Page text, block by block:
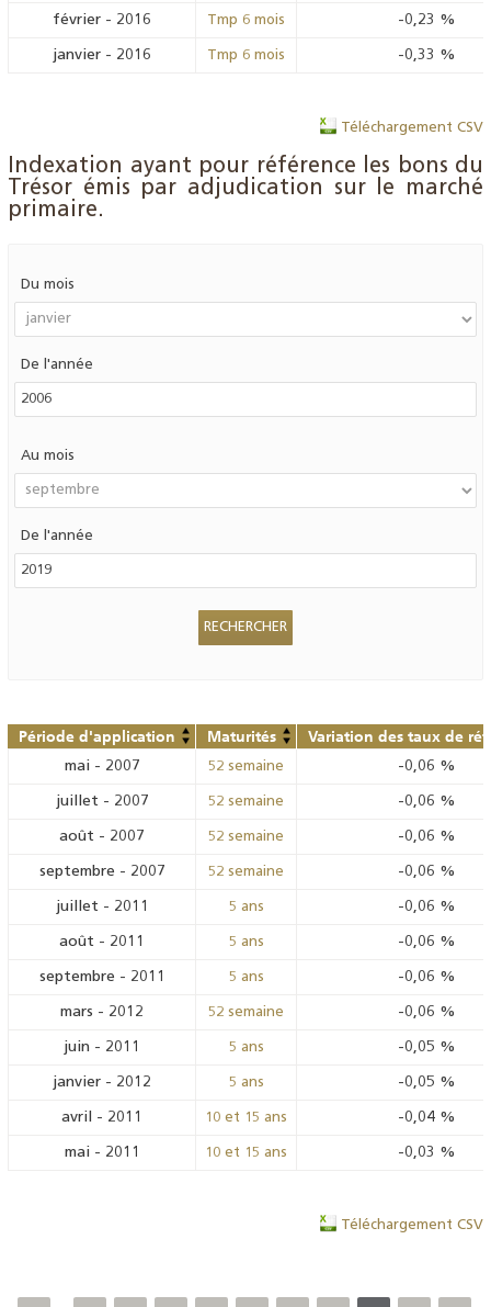
février - 2016 Tmp 6 mois -0,23 %
janvier - 2016 Tmp 6 mois -0,33 %
Téléchargement CSV
Indexation ayant pour référence les bons du
Trésor émis par adjudication sur le marché
primaire.
Du mois
De l'année
Au mois
De l'année
Période d'application Maturités Variation des taux de
mai - 2007 52 semaine -0,06 %
juillet - 2007 52 semaine -0,06 %
août - 2007 52 semaine -0,06 %
septembre - 2007 52 semaine -0,06 %
juillet - 2011 5 ans -0,06 %
août - 2011 5 ans -0,06 %
septembre - 2011 5 ans -0,06 %
mars - 2012 52 semaine -0,06 %
juin - 2011 5 ans -0,05 %
janvier - 2012 5 ans -0,05 %
avril - 2011 10 et 15 ans -0,04 %
mai - 2011 10 et 15 ans -0,03 %
Téléchargement CSV